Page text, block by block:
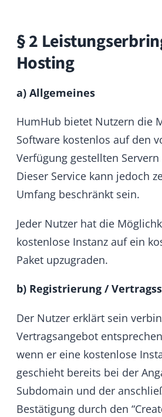
Umfang beschränkt sein.
Jeder Nutzer hat die Möglichkeit
Paket upzugraden.
b) Registrierung /
Der Nutzer erklärt sein
Vertragsangebot entsprechend
wenn er eine kostenlose Instanz
geschieht bereits bei der Angabe
Bestätigung durch den “Create”-
Ein Anspruch auf Abschluss eines
Nutzungsvertrages besteht nicht.
Vertragsangebot jederzeit ohne
Gründen abzulehnen. In diesem
angegebenen Informationen und
gelöscht.
c) Verantwortlichkeit des
Für Inhalt und Richtigkeit der an